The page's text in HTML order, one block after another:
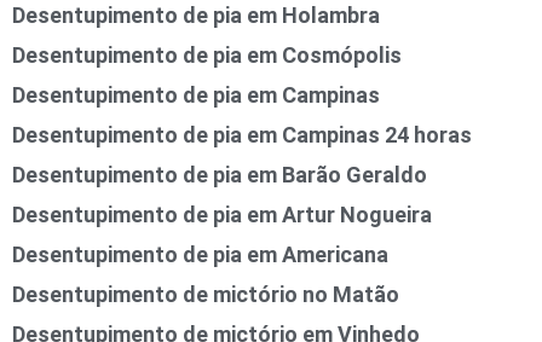
Desentupimento de pia em Holambra
Desentupimento de pia em Cosmópolis
Desentupimento de pia em Campinas
Desentupimento de pia em Campinas 24 horas
Desentupimento de pia em Barão Geraldo
Desentupimento de pia em Artur Nogueira
Desentupimento de pia em Americana
Desentupimento de mictório no Matão
Desentupimento de mictório em Vinhedo